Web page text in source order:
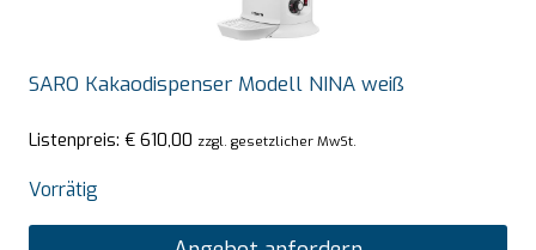
SARO Kakaodispenser Modell NINA weiß
Listenpreis: € 610,00 zzgl. gesetzlicher MwSt.
Vorrätig